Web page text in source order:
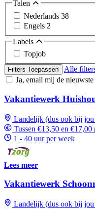
Talen
Nederlands 38
Engels 2
Labels
Topjob
Filters Toepassen
Alle
Ja, email mij de
Vakantiewerk
Landelijk (dus ook bij
Tussen €13,50 en €17,00
1 - 40 uur per week
Lees meer
Vakantiewerk
Landelijk (dus ook bij